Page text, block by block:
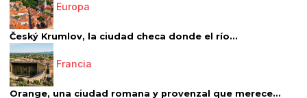
Europa
Český Krumlov, la ciudad checa donde el río...
Francia
Orange, una ciudad romana y provenzal que merece...